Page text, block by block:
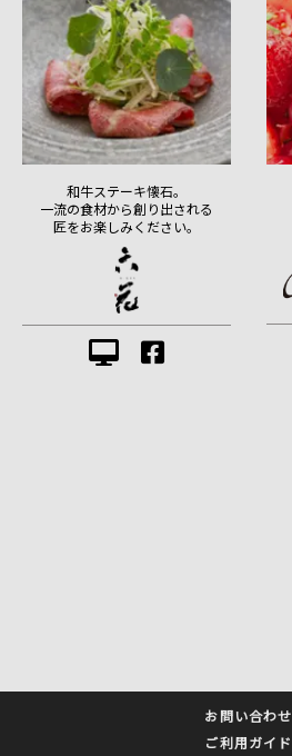
和牛ステーキ懐石。
一流の食材から創り出される
匠をお楽しみください。
お問い合わせ
ご利用ガイド